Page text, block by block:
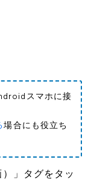
スマホに接
場合にも役立ち
」タグをタッ